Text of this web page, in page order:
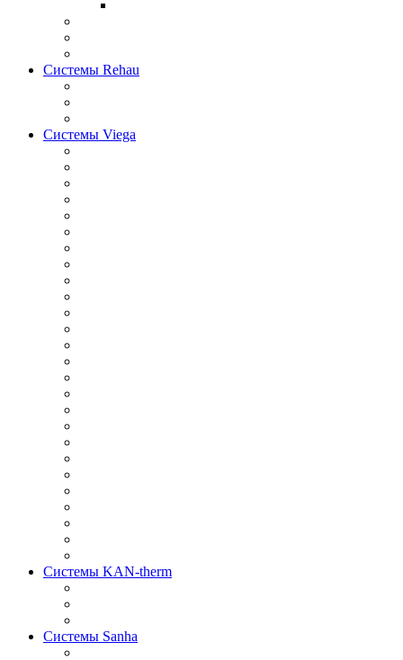
Системы Rehau
Системы Viega
Системы KAN-therm
Системы Sanha